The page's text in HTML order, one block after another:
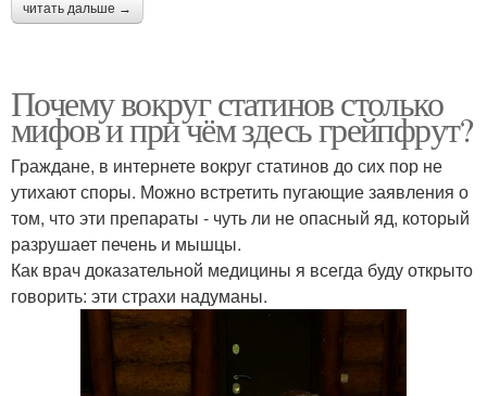
читать дальше →
Почему вокруг статинов столько
мифов и при чём здесь грейпфрут?
Граждане, в интернете вокруг статинов до сих пор не
утихают споры. Можно встретить пугающие заявления о
том, что эти препараты - чуть ли не опасный яд, который
разрушает печень и мышцы.
Как врач доказательной медицины я всегда буду открыто
говорить: эти страхи надуманы.